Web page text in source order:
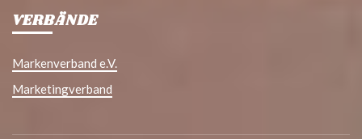
VERBÄNDE
Markenverband e.V.
Marketingverband